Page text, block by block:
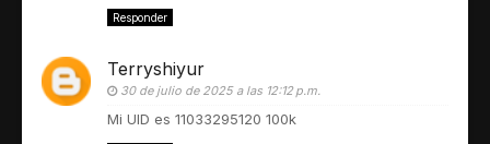
Responder
Terryshiyur
30 de julio de 2025 a las 12:12 p.m.
Mi UID es 11033295120 100k